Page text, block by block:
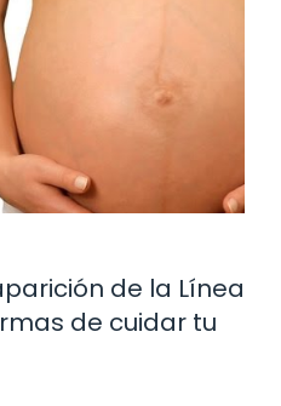
de la Línea
de cuidar tu